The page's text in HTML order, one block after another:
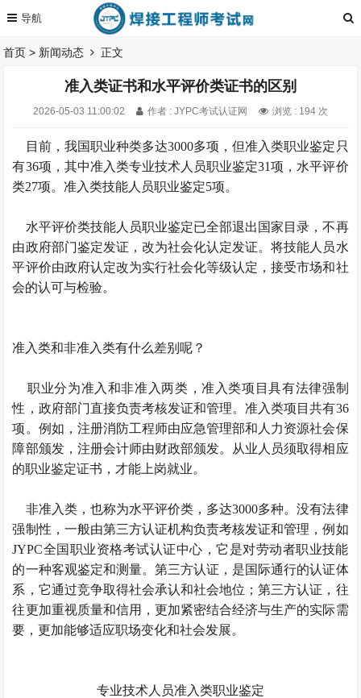
首页 > 新闻动态 正文
准入类证书和水平评价类证书的区别
2026-05-03 11:00:02 作者 : JYPC考试认证网 浏览 : 194 次
目前，我国职业种类多达3000多项，但准入类职业鉴定只
有36项，其中准入类专业技术人员职业鉴定31项，水平评价
类27项。准入类技能人员职业鉴定5项。
水平评价类技能人员职业鉴定已全部退出国家目录，不再
由政府部门鉴定发证，改为社会化认定发证。将技能人员水
平评价由政府认定改为实行社会化等级认定，接受市场和社
会的认可与检验。
准入类和非准入类有什么差别呢？
职业分为准入和非准入两类，准入类项目具有法律强制
性，政府部门直接负责考核发证和管理。准入类项目共有36
项。例如，注册消防工程师由应急管理部和人力资源社会保
障部颁发，注册会计师由财政部颁发。从业人员须取得相应
的职业鉴定证书，才能上岗就业。
非准入类，也称为水平评价类，多达3000多种。没有法律
强制性，一般由第三方认证机构负责考核发证和管理，例如
JYPC全国职业资格考试认证中心，它是对劳动者职业技能
的一种客观鉴定和测量。第三方认证，是国际通行的认证体
系，它通过竞争取得社会承认和社会地位；第三方认证，往
往更加重视质量和信用，更加紧密结合经济与生产的实际需
要，更加能够适应职场变化和社会发展。
专业技术人员准入类职业鉴定